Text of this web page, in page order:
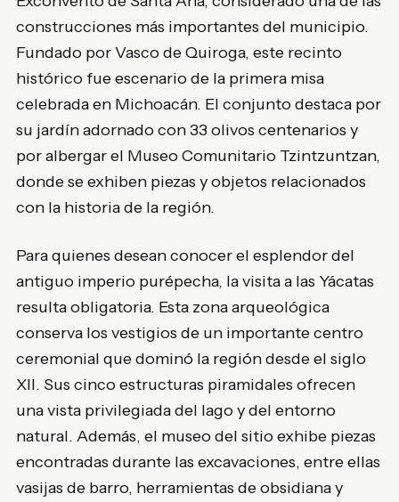
construcciones más importantes del municipio.
Fundado por Vasco de Quiroga, este recinto
histórico fue escenario de la primera misa
celebrada en Michoacán. El conjunto destaca por
su jardín adornado con 33 olivos centenarios y
por albergar el Museo Comunitario Tzintzuntzan,
donde se exhiben piezas y objetos relacionados
con la historia de la región.
Para quienes desean conocer el esplendor del
antiguo imperio purépecha, la visita a las Yácatas
resulta obligatoria. Esta zona arqueológica
conserva los vestigios de un importante centro
ceremonial que dominó la región desde el siglo
XII. Sus cinco estructuras piramidales ofrecen
una vista privilegiada del lago y del entorno
natural. Además, el museo del sitio exhibe piezas
encontradas durante las excavaciones, entre ellas
vasijas de barro, herramientas de obsidiana y